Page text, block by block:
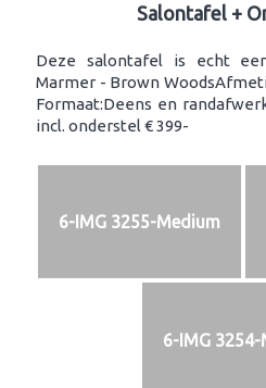
Salontafel +
Deze salontafel is echt
Marmer - Brown
Formaat:Deens en
incl. onderstel € 399-
6-IMG 3255-Medium
6-IMG